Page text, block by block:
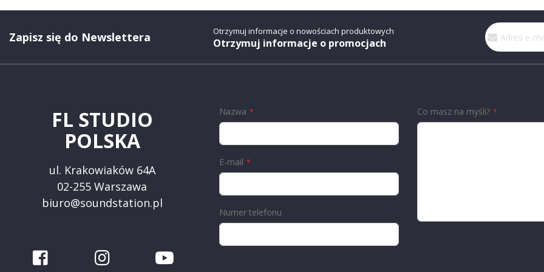
Zapisz się do Newslettera Otrzymuj informacje o nowościach produktowych
Otrzymuj informacje o promocjach
Subskrybuj
nasz
newsletter:
FL STUDIO
POLSKA
ul. Krakowiaków 64A
02-255 Warszawa
biuro@soundstation.pl
Nazwa
E-mail
Numer telefonu
Co masz na myśli?